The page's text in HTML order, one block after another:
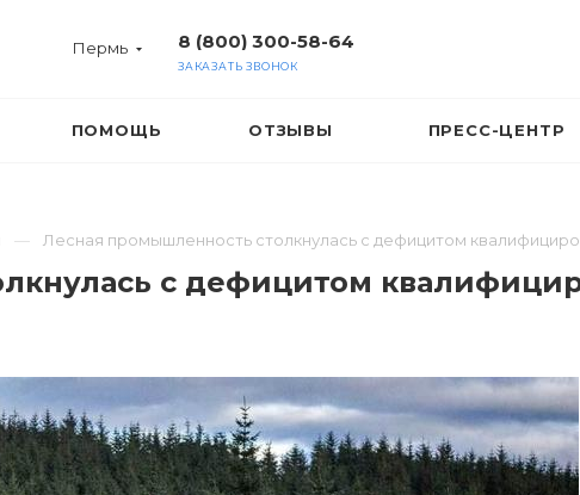
Пермь 8 (800) 300-58-64
ЗАКАЗАТЬ ЗВОНОК
ПОМОЩЬ ОТЗЫВЫ ПРЕСС-ЦЕНТР
Лесная промышленность столкнулась с дефицитом
с дефицитом